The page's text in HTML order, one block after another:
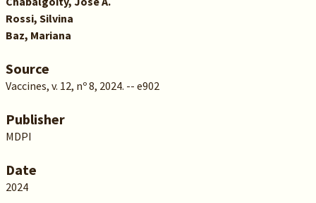
Rossi, Silvina
Baz, Mariana
Source
Vaccines, v. 12, nº 8, 2024. -- e902
Publisher
MDPI
Date
2024